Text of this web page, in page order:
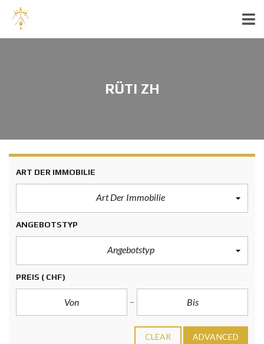
RÜTI ZH
ART DER IMMOBILIE
Art Der Immobilie
ANGEBOTSTYP
Angebotstyp
PREIS ( CHF)
CLEAR ADVANCED